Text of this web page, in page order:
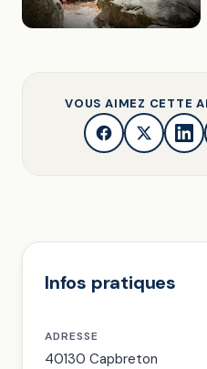
VOUS AIMEZ CETTE
Infos pratiques
ADRESSE
40130 Capbreton